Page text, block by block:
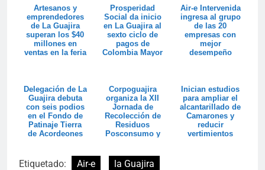
Artesanos y
emprendedores
de La Guajira
superan los $40
millones en
ventas en la feria
Prosperidad
Social da inicio
en La Guajira al
sexto ciclo de
pagos de
Colombia Mayor
Air-e Intervenida
ingresa al grupo
de las 20
empresas con
mejor
desempeño
Delegación de La
Guajira debuta
con seis podios
en el Fondo de
Patinaje Tierra
de Acordeones
Corpoguajira
organiza la XII
Jornada de
Recolección de
Residuos
Posconsumo y
Inician estudios
para ampliar el
alcantarillado de
Camarones y
reducir
vertimientos
Etiquetado: Air-e la Guajira